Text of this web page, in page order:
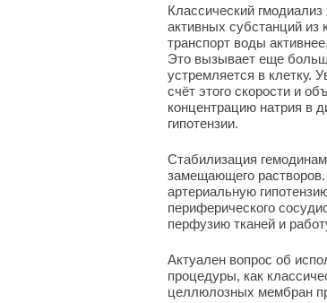
Классический
активных субстанций из
транспорт воды
Это вызывает еще
устремляется в клетку.
счёт этого скорости и
концентрацию натрия в
гипотензии.
Стабилизация
замещающего
артериальную
периферического
перфузию тканей и
Актуален вопрос об
процедуры, как
целлюлозных мембран